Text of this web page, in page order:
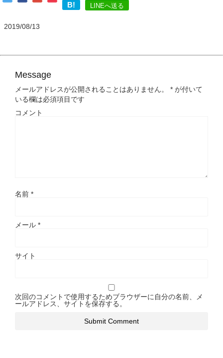
B! LINEへ送る
2019/08/13
Message
メールアドレスが公開されることはありません。 * が付いて
いる欄は必須項目です
コメント
名前 *
メール *
サイト
次回のコメントで使用するためブラウザーに自分の名前、メ
ールアドレス、サイトを保存する。